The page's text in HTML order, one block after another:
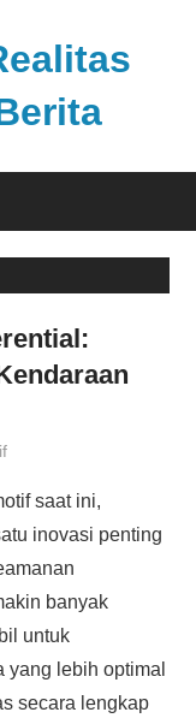
saat ini,
inovasi penting
banyak
untuk
yang lebih optimal
secara lengkap